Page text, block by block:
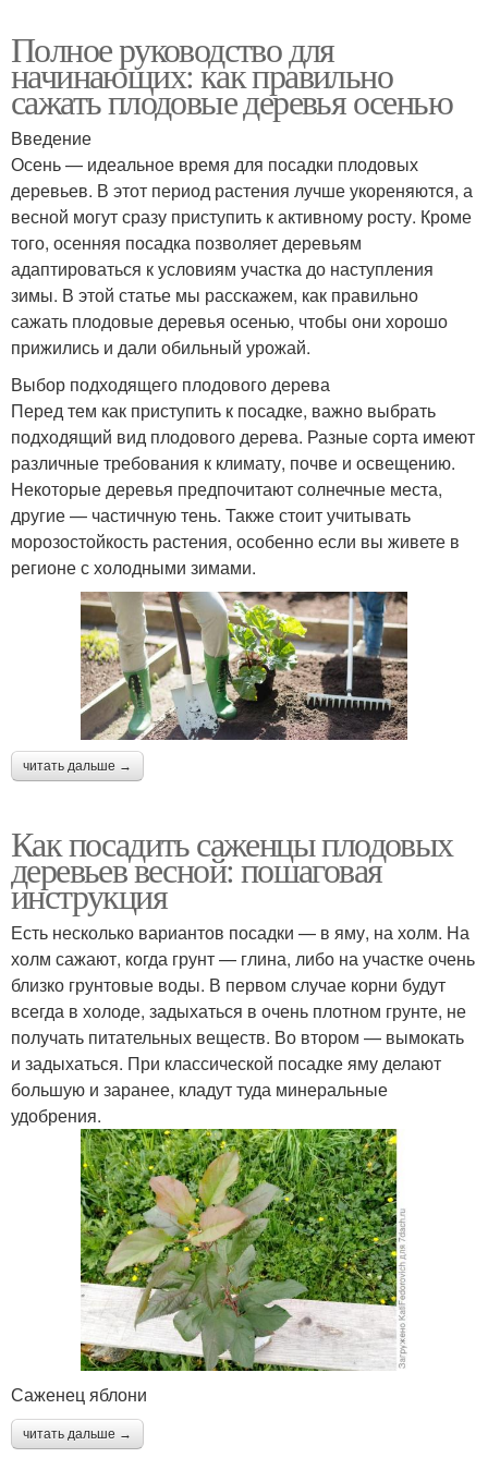
Полное руководство для
начинающих: как правильно
сажать плодовые деревья осенью
Введение
Осень — идеальное время для посадки плодовых
деревьев. В этот период растения лучше укореняются, а
весной могут сразу приступить к активному росту. Кроме
того, осенняя посадка позволяет деревьям
адаптироваться к условиям участка до наступления
зимы. В этой статье мы расскажем, как правильно
сажать плодовые деревья осенью, чтобы они хорошо
прижились и дали обильный урожай.
Выбор подходящего плодового дерева
Перед тем как приступить к посадке, важно выбрать
подходящий вид плодового дерева. Разные сорта имеют
различные требования к климату, почве и освещению.
Некоторые деревья предпочитают солнечные места,
другие — частичную тень. Также стоит учитывать
морозостойкость растения, особенно если вы живете в
регионе с холодными зимами.
читать дальше →
Как посадить саженцы плодовых
деревьев весной: пошаговая
инструкция
Есть несколько вариантов посадки — в яму, на холм. На
холм сажают, когда грунт — глина, либо на участке очень
близко грунтовые воды. В первом случае корни будут
всегда в холоде, задыхаться в очень плотном грунте, не
получать питательных веществ. Во втором — вымокать
и задыхаться. При классической посадке яму делают
большую и заранее, кладут туда минеральные
удобрения.
Саженец яблони
читать дальше →